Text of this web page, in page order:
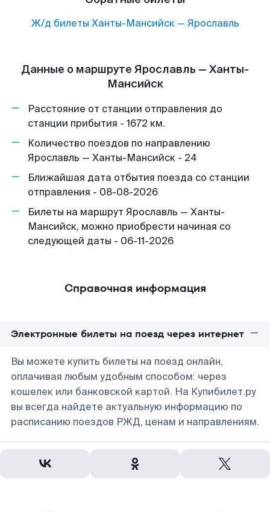
Ж/д билеты Ханты-Мансийск— Ярославль
Данные о маршруте Ярославль — Ханты-
Мансийск
Расстояние от станции отправления до
станции прибытия - 1672 км.
Количество поездов по направлению
Ярославль — Ханты-Мансийск - 24
Ближайшая дата отбытия поезда со станции
отправления - 08-08-2026
Билеты на маршрут Ярославль — Ханты-
Мансийск, можно приобрести начиная со
следующей даты - 06-11-2026
Справочная информация
Электронные билеты на поезд через интернет
Вы можете купить билеты на поезд онлайн,
оплачивая любым удобным способом: через
кошелек или банковской картой. На Купибилет.ру
вы всегда найдете актуальную информацию по
расписанию поездов РЖД, ценам и направлениям.